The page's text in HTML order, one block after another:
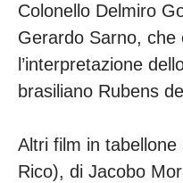
Colonello Delmiro
Gerardo Sarno, che
l’interpretazione
brasiliano Rubens
Altri film in
Rico), di Jacobo